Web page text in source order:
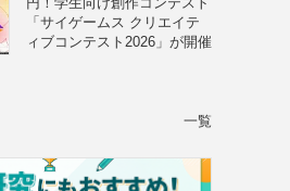
「サイゲームス クリエイテ
ィブコンテスト2026」が開催
一覧